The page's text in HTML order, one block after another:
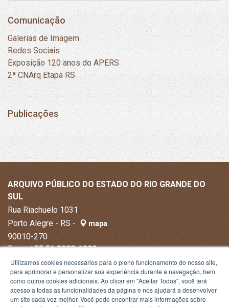
Comunicação
Galerias de Imagem
Redes Sociais
Exposição 120 anos do APERS
2ª CNArq Etapa RS
Publicações
ARQUIVO PÚBLICO DO ESTADO DO RIO GRANDE DO
SUL
Rua Riachuelo 1031
Porto Alegre - RS -
mapa
90010-270
Fone:+55 51 3288-1300
Utilizamos cookies necessários para o pleno funcionamento do nosso site,
para aprimorar e personalizar sua experiência durante a navegação, bem
como outros cookies adicionais. Ao clicar em "Aceitar Todos", você terá
acesso a todas as funcionalidades da página e nos ajudará a desenvolver
um site cada vez melhor. Você pode encontrar mais informações sobre